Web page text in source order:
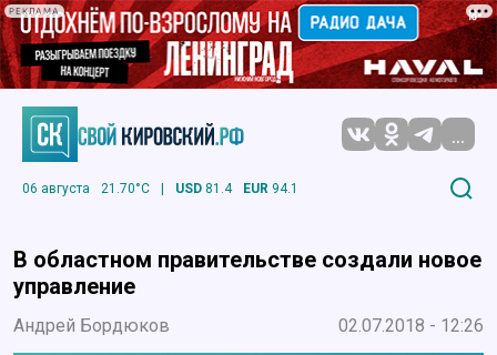
РЕКЛАМА
...
06 августа 21.70°C | USD 81.4 EUR 94.1
В областном правительстве создали новое
управление
Андрей Бордюков 02.07.2018 - 12:26